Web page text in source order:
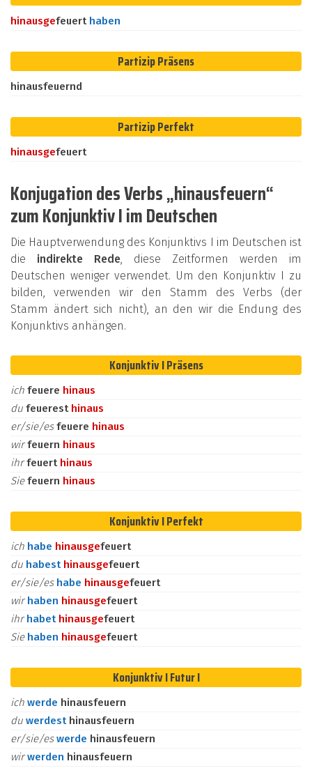
hinausgefeuert haben
Partizip Präsens
hinausfeuernd
Partizip Perfekt
hinausgefeuert
Konjugation des Verbs „hinausfeuern“
zum Konjunktiv I im Deutschen
Die Hauptverwendung des Konjunktivs I im Deutschen ist
die indirekte Rede, diese Zeitformen werden im
Deutschen weniger verwendet. Um den Konjunktiv I zu
bilden, verwenden wir den Stamm des Verbs (der
Stamm ändert sich nicht), an den wir die Endung des
Konjunktivs anhängen.
Konjunktiv I Präsens
ich feuere hinaus
du feuerest hinaus
er/sie/esfeuere hinaus
wirfeuern hinaus
ihrfeuert hinaus
Siefeuern hinaus
Konjunktiv I Perfekt
ich habe hinausgefeuert
du habest hinausgefeuert
er/sie/es habe hinausgefeuert
wirhaben hinausgefeuert
ihrhabet hinausgefeuert
Sie haben hinausgefeuert
Konjunktiv I Futur I
ich werde hinausfeuern
du werdest hinausfeuern
er/sie/eswerde hinausfeuern
wirwerden hinausfeuern